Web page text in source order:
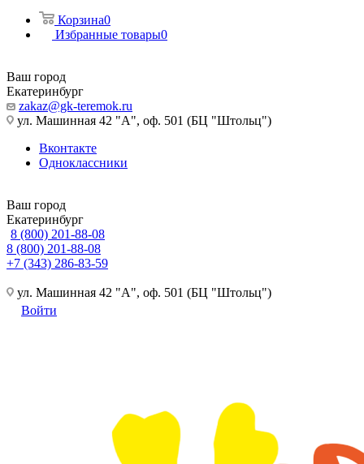
Корзина0
Избранные товары0
Ваш город
Екатеринбург
zakaz@gk-teremok.ru
ул. Машинная 42 "А", оф. 501 (БЦ "Штольц")
Вконтакте
Одноклассники
Ваш город
Екатеринбург
8 (800) 201-88-08
8 (800) 201-88-08
+7 (343) 286-83-59
ул. Машинная 42 "А", оф. 501 (БЦ "Штольц")
Войти